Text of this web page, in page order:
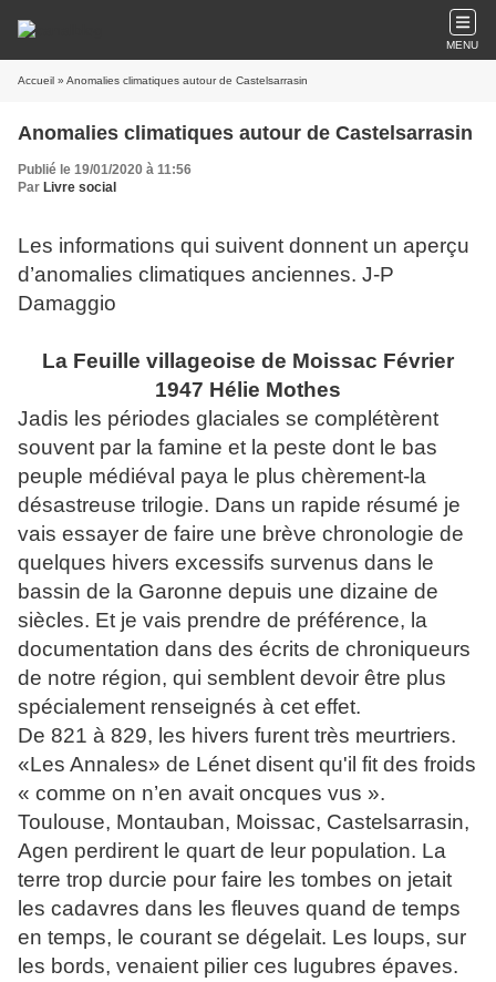
MENU
Accueil » Anomalies climatiques autour de Castelsarrasin
Anomalies climatiques autour de Castelsarrasin
Publié le 19/01/2020 à 11:56
Par Livre social
Les informations qui suivent donnent un aperçu
d’anomalies climatiques anciennes. J-P
Damaggio
La Feuille villageoise de Moissac Février
1947 Hélie Mothes
Jadis les périodes glaciales se complétèrent
souvent par la famine et la peste dont le bas
peuple médiéval paya le plus chèrement-la
désastreuse trilogie. Dans un rapide résumé je
vais essayer de faire une brève chronologie de
quelques hivers excessifs survenus dans le
bassin de la Garonne depuis une dizaine de
siècles. Et je vais prendre de préférence, la
documentation dans des écrits de chroniqueurs
de notre région, qui semblent devoir être plus
spécialement renseignés à cet effet.
De 821 à 829, les hivers furent très meurtriers.
«Les Annales» de Lénet disent qu'il fit des froids
« comme on n’en avait oncques vus ».
Toulouse, Montauban, Moissac, Castelsarrasin,
Agen perdirent le quart de leur population. La
terre trop durcie pour faire les tombes on jetait
les cadavres dans les fleuves quand de temps
en temps, le courant se dégelait. Les loups, sur
les bords, venaient pilier ces lugubres épaves.